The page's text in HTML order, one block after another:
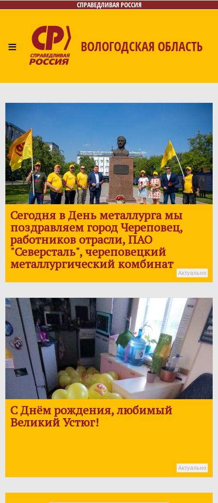
СПРАВЕДЛИВАЯ РОССИЯ
≡ ВОЛОГОДСКАЯ ОБЛАСТЬ
Контакты
Сегодня в День металлурга мы
поздравляем город Череповец,
работников отрасли, ПАО
"Северсталь", череповецкий
металлургический комбинат
Актуально
С Днём рождения, любимый
Великий Устюг!
Актуально